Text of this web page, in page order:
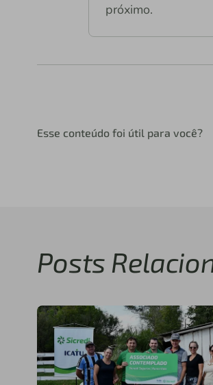
próximo.
Esse conteúdo foi útil para você?
Posts